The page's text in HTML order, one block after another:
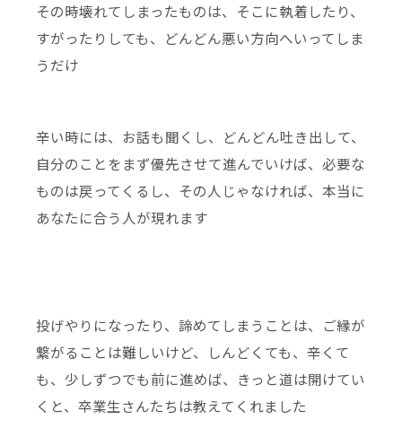
その時壊れてしまったものは、そこに執着したり、
すがったりしても、どんどん悪い方向へいってしま
うだけ
辛い時には、お話も聞くし、どんどん吐き出して、
自分のことをまず優先させて進んでいけば、必要な
ものは戻ってくるし、その人じゃなければ、本当に
あなたに合う人が現れます
投げやりになったり、諦めてしまうことは、ご縁が
繋がることは難しいけど、しんどくても、辛くて
も、少しずつでも前に進めば、きっと道は開けてい
くと、卒業生さんたちは教えてくれました